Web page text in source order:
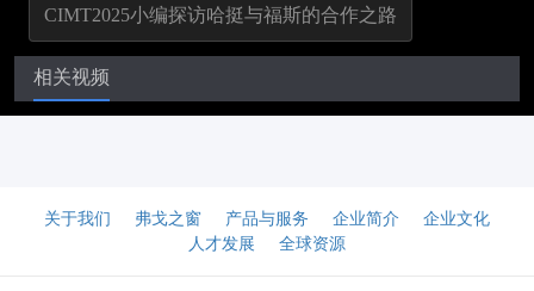
CIMT2025小编探访哈挺与福斯的合作之路
相关视频
关于我们 弗戈之窗 产品与服务 企业简介
企业文化
人才发展
全球资源